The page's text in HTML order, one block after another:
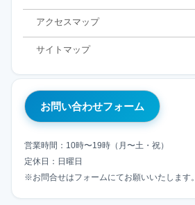
アクセスマップ
サイトマップ
お問い合わせフォーム
営業時間：10時〜19時（月〜土・祝）
定休日：日曜日
※お問合せはフォームにてお願いいたします。